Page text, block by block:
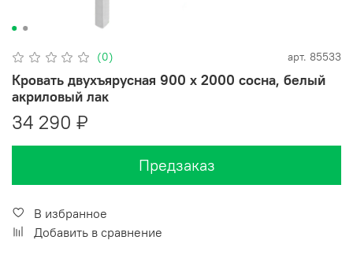
(0) арт. 85533
Кровать двухъярусная 900 х 2000 сосна, белый
акриловый лак
34 290 ₽
Предзаказ
В избранное
Добавить в сравнение